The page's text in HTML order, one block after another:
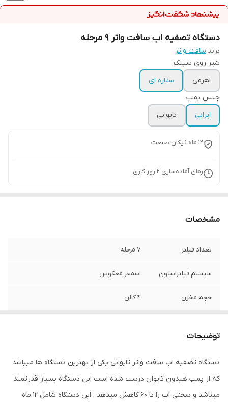
دستگاه تصفیه اب سافت واتر ۹ مرحله
برند:سافت واتر
شیر روی سینک
اهرمی
ستاره ای
جنس پمپ
ایرانی
تایوانی
۱۲ ماه نیکان صنعت
زمان آماده‌سازی 2 روز کاری
مشخصات
تعداد فیلتر ۷ مرحله
سیستم فیلتراسیون اسمعز معکوس
حجم مخزن ۴ گالن
جنس فیلتر کربن و گیاهی
توضیحات
دستگاه تصفیه اب سافت واتر تایوانی یکی از بهترین دستگاه ها میباشد
که از پمپ هیدون تایوان درست شده است این دستگاه بسیار قدرتمند
میباشد و سختی اب را تا ۶۰ کاهش میدهد . این دستگاه شامل ۱۲ ماه